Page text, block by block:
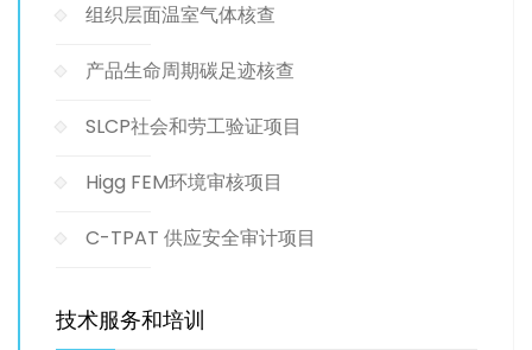
组织层面温室气体核查
产品生命周期碳足迹核查
SLCP社会和劳工验证项目
Higg FEM环境审核项目
C-TPAT 供应安全审计项目
技术服务和培训